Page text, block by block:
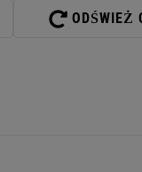
ODŚWIEŻ